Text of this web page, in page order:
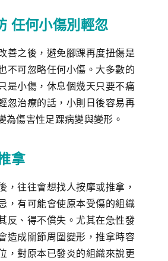
任何小傷別輕忽
善之後，避免腳踝再度扭傷是
不可忽略任何小傷。大多數的
是小傷，休息個幾天只要不痛
忽治療的話，小則日後容易再
為傷害性足踝病變與變形。
拿
，往往會想找人按摩或推拿，
，有可能會使原本受傷的組織
反、得不償失。尤其在急性發
造成關節周圍變形，推拿時容
，對原本已發炎的組織來說更